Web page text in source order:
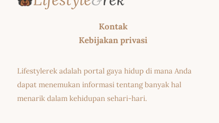
Kontak
Kebijakan privasi
Lifestylerek adalah portal gaya hidup di mana Anda
dapat menemukan informasi tentang banyak hal
menarik dalam kehidupan sehari-hari.